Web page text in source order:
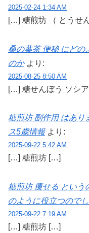
2025-02-24 1:34 AM
[…] 糖煎坊 （ とうせ
桑の葉茶 便秘 にどの
のか より:
2025-08-25 8:50 AM
[…] 糖せんぼう ソシ
糖煎坊 副作用 はあり
ス5歳情報 より:
2025-09-22 5:42 AM
[…] 糖煎坊 […]
糖煎坊 痩せる という
のように役立つので
2025-09-22 7:19 AM
[…] 糖煎坊 […]